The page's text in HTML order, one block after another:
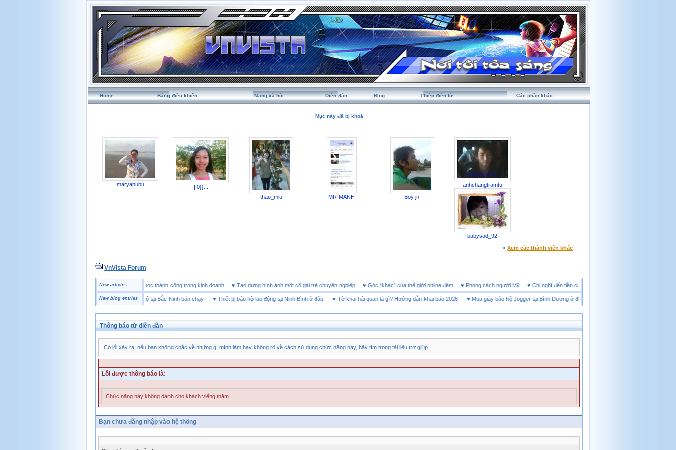
Home Bảng điều khiển Mạng xã hội Diễn đàn Blog Thiệp điện tử Các phần khác
Mục này đã bị khoá
maryabubu
||0}}...
thao_miu
MR MANH Boy jn
anhchangtramtu
babysad_92
» Xem các thành viên khác
VnVista Forum
New articles
Một số câu hỏi phỏng vấn “đặc biệt” của Microsoft 4 bài học thành công trong kinh doanh ♥Tạo dựng hình ảnh một cô gái trẻ chuyên nghiệp ♥ Góc “khác” của thế giới online đêm ♥Phong cách người Mỹ ♥Chỉ nghĩ đến tiền cũng làm người ta ích kỷ
New blog entries
Thương hiệu giày bảo hộ tại Bắc Ninh bán chạy♥ Thiết bị bảo hộ lao động tại Ninh Bình ở đâu♥ Tờ khai hải quan là gì? Hướng dẫn khai báo 2026♥ Mua giày bảo hộ Jogger tại Bình Dương ở đâu tốt
Thông báo từ diễn đàn
Có lỗi xảy ra, nếu bạn không chắc về những gì mình làm hay không rõ về cách sử dụng chức năng này, hãy tìm trong tài liệu trợ giúp.
Lỗi được thông báo là:
Chức năng này không dành cho khách viếng thăm
Bạn chưa đăng nhập vào hệ thống